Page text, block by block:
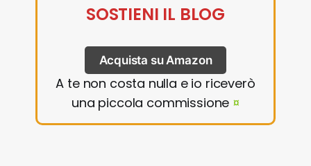
SOSTIENI IL BLOG
Acquista su Amazon
A te non costa nulla e io riceverò
una piccola commissione ¤